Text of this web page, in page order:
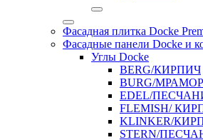
Фасадная плитка Docke
Фасадные панели Docke и
Углы Docke
BERG/КИРПИЧ
BURG/МРАМОР
EDEL/
FLEMISH/
KLINKER/
STERN/